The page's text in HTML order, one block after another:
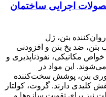
اجرایی ساختمان
بتن، ژل
ضد یخ بتن و افزودنی
مکانیکی، نفوذناپذیری و
این مواد در
بتن، پوشش سخت‌کننده
کلیدی دارند. گروت، کولتار
نیز برای تقویت سازه‌ها و